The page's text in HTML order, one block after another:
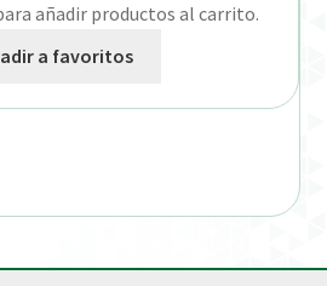
añadir productos al carrito.
a favoritos